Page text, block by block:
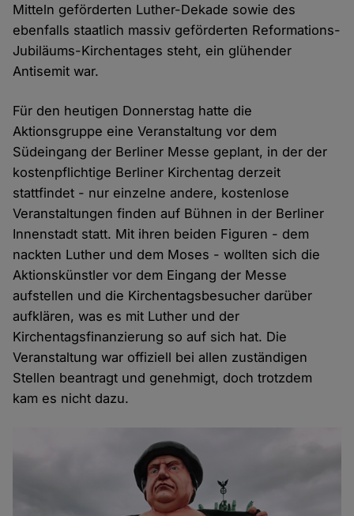
Mitteln geförderten Luther-Dekade sowie des
ebenfalls staatlich massiv geförderten Reformations-
Jubiläums-Kirchentages steht, ein glühender
Antisemit war.
Für den heutigen Donnerstag hatte die
Aktionsgruppe eine Veranstaltung vor dem
Südeingang der Berliner Messe geplant, in der der
kostenpflichtige Berliner Kirchentag derzeit
stattfindet - nur einzelne andere, kostenlose
Veranstaltungen finden auf Bühnen in der Berliner
Innenstadt statt. Mit ihren beiden Figuren - dem
nackten Luther und dem Moses - wollten sich die
Aktionskünstler vor dem Eingang der Messe
aufstellen und die Kirchentagsbesucher darüber
aufklären, was es mit Luther und der
Kirchentagsfinanzierung so auf sich hat. Die
Veranstaltung war offiziell bei allen zuständigen
Stellen beantragt und genehmigt, doch trotzdem
kam es nicht dazu.